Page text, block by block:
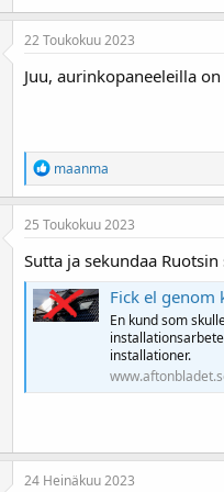
22 Toukokuu 2023
Juu, aurinkopaneeleilla
R
e
a
k
i
o
t
:
maanma
25 Toukokuu 2023
Sutta ja sekundaa
Fick el genom
En kund som
installationer.
24 Heinäkuu 2023